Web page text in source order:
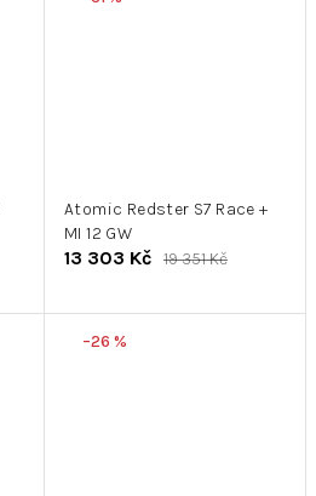
Atomic Redster S7 Race +
MI 12 GW
13 303 Kč 19 351 Kč
–26 %